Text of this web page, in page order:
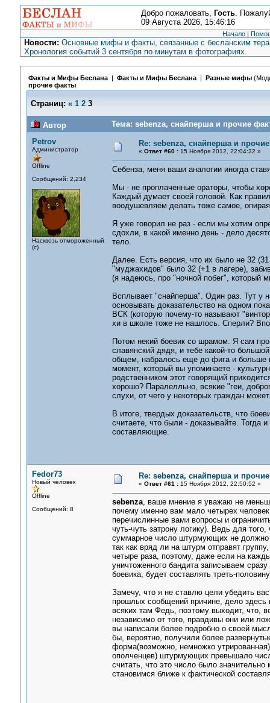
Добро пожаловать, Гость.
09 Августа 2026, 15:46:16
Начало |
Новости: Основные мифы и факты, связанные с бесланским
Хронология событий 3 сентября по минутам в фотографиях.
Факты и Мифы Беслана| Факты и Мифы Беслана| Разные мифы
прочие факты
Страниц: « 1 2 3
Автор
Тема: sebenza, снайперша и прочие
Petrov
Администратор
Offline
Сообщений: 2,234
Насквозь отмороженный
(с)
Re: sebenza, снайперша и
« Ответ #60 :15 Ноября 2012, 22:04:32 »
Себенза, меня ваши аналогии иногда
Мы - не проплаченные ораторы, чтобы
Каждый думает своей головой. Как
воодушевляем делать тоже самое,
Я уже говорил не раз - если мы хотим
сдохли, в какой именно день - дело
тело.
Далее. Есть версия, что их было не 32
"муджахидов" было 32 (+1 в лагере),
(я надеюсь, про "ночной побег", который
Всплывает "снайперша". Один раз. Тут у
основывать доказательство на одном
ВСК (которую почему-то называют
хи в школе тоже не нашлось. Сперли?
Потом некий боевик со шрамом. Я сам
славянский дядя, и тебе какой-то
общем, набралось еще до фига и больше
момент, который вы упоминаете -
родственником этот говорящий
хорошо? Паралелльно, всякие "геи,
слухи, от чего у некоторых граждан
В итоге, твердых доказательств, что
считаете, что были - доказывайте. Тогда
составляющие.
Fedor73
Новый человек
Offline
Сообщений: 8
Re: sebenza, снайперша и
« Ответ #61 :15 Ноября 2012, 22:50:52 »
sebenza, ваше мнение я уважаю не
почему именно вам мало четырех
перечислинные вами вопросы и
чуть-чуть затрону логику). Ведь для
суммарное число штурмующих не должно
так как вряд ли на штурм отправят
четыре раза, поэтому, даже если на
уничтоженного бандита записываем
боевика, будет составлять треть-
Замечу, что я не ставлю цели убедить
прошлых сообщений причине, дело здесь
всяких там Федь, поэтому выходит, что,
независимо от того, правдивы они или
вы написали более подробно о своей
бы, вероятно, получили более
форма(возможно, немножко
ополченцев) штурмующих превышало
считать, что это число было
становимся ближе к фактической